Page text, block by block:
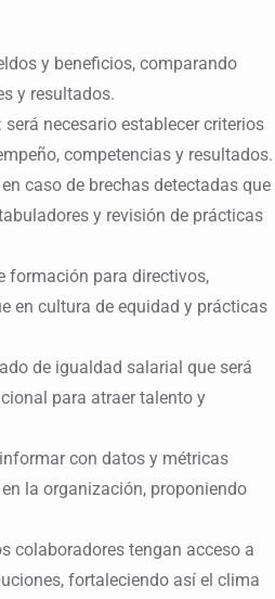
y beneficios, comparando
y resultados.
será necesario establecer criterios
competencias y resultados.
caso de brechas detectadas que
y revisión de prácticas
formación para directivos,
en cultura de equidad y prácticas
de igualdad salarial que será
para atraer talento y
con datos y métricas
la organización, proponiendo
colaboradores tengan acceso a
fortaleciendo así el clima